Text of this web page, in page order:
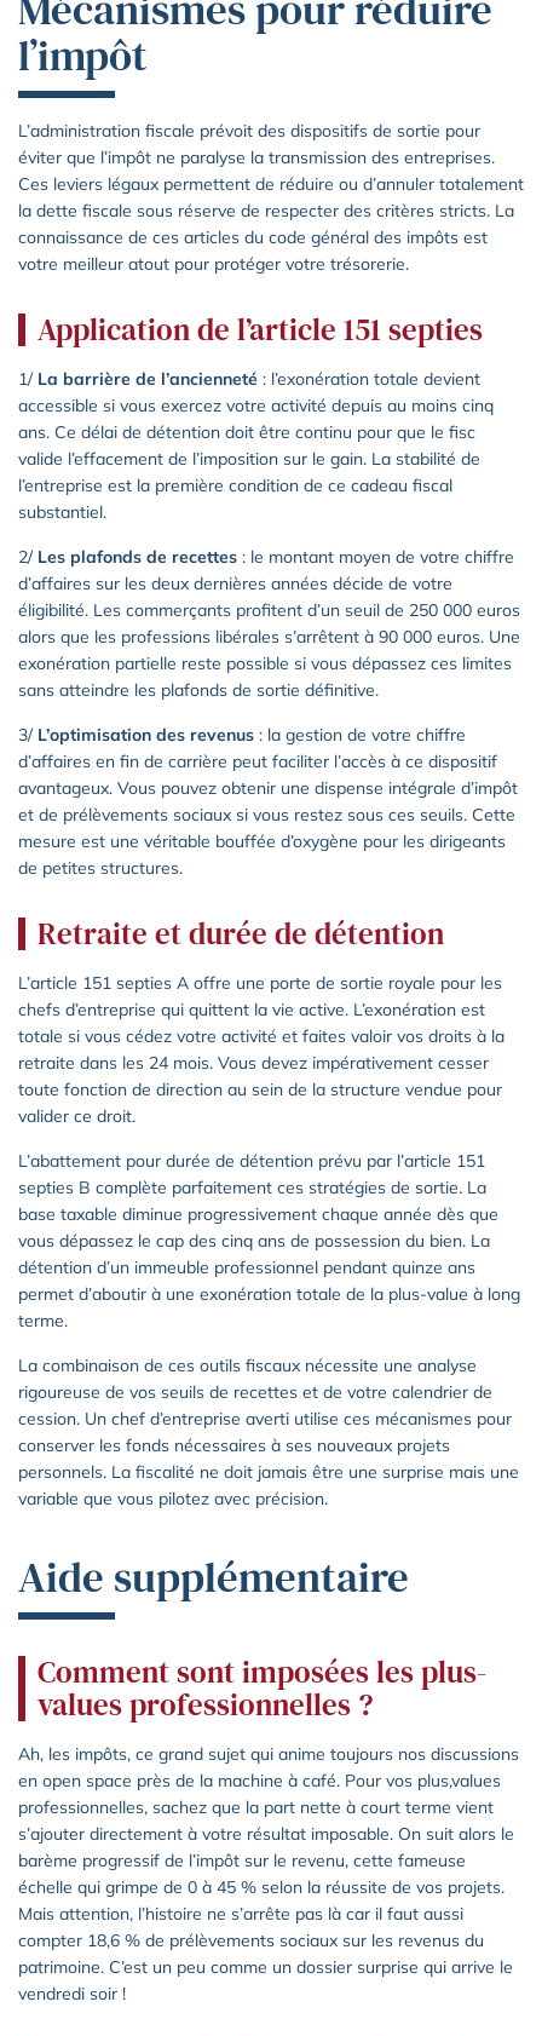
l’impôt
L’administration fiscale prévoit des dispositifs de sortie pour
éviter que l’impôt ne paralyse la transmission des entreprises.
Ces leviers légaux permettent de réduire ou d’annuler totalement
la dette fiscale sous réserve de respecter des critères stricts. La
connaissance de ces articles du code général des impôts est
votre meilleur atout pour protéger votre trésorerie.
Application de l’article 151 septies
1/ La barrière de l’ancienneté : l’exonération totale devient
accessible si vous exercez votre activité depuis au moins cinq
ans. Ce délai de détention doit être continu pour que le fisc
valide l’effacement de l’imposition sur le gain. La stabilité de
l’entreprise est la première condition de ce cadeau fiscal
substantiel.
2/ Les plafonds de recettes : le montant moyen de votre chiffre
d’affaires sur les deux dernières années décide de votre
éligibilité. Les commerçants profitent d’un seuil de 250 000 euros
alors que les professions libérales s’arrêtent à 90 000 euros. Une
exonération partielle reste possible si vous dépassez ces limites
sans atteindre les plafonds de sortie définitive.
3/ L’optimisation des revenus : la gestion de votre chiffre
d’affaires en fin de carrière peut faciliter l’accès à ce dispositif
avantageux. Vous pouvez obtenir une dispense intégrale d’impôt
et de prélèvements sociaux si vous restez sous ces seuils. Cette
mesure est une véritable bouffée d’oxygène pour les dirigeants
de petites structures.
Retraite et durée de détention
L’article 151 septies A offre une porte de sortie royale pour les
chefs d’entreprise qui quittent la vie active. L’exonération est
totale si vous cédez votre activité et faites valoir vos droits à la
retraite dans les 24 mois. Vous devez impérativement cesser
toute fonction de direction au sein de la structure vendue pour
valider ce droit.
L’abattement pour durée de détention prévu par l’article 151
septies B complète parfaitement ces stratégies de sortie. La
base taxable diminue progressivement chaque année dès que
vous dépassez le cap des cinq ans de possession du bien. La
détention d’un immeuble professionnel pendant quinze ans
permet d’aboutir à une exonération totale de la plus-value à long
terme.
La combinaison de ces outils fiscaux nécessite une analyse
rigoureuse de vos seuils de recettes et de votre calendrier de
cession. Un chef d’entreprise averti utilise ces mécanismes pour
conserver les fonds nécessaires à ses nouveaux projets
personnels. La fiscalité ne doit jamais être une surprise mais une
variable que vous pilotez avec précision.
Aide supplémentaire
Comment sont imposées les plus-
values professionnelles ?
Ah, les impôts, ce grand sujet qui anime toujours nos discussions
en open space près de la machine à café. Pour vos plus,values
professionnelles, sachez que la part nette à court terme vient
s’ajouter directement à votre résultat imposable. On suit alors le
barème progressif de l’impôt sur le revenu, cette fameuse
échelle qui grimpe de 0 à 45 % selon la réussite de vos projets.
Mais attention, l’histoire ne s’arrête pas là car il faut aussi
compter 18,6 % de prélèvements sociaux sur les revenus du
patrimoine. C’est un peu comme un dossier surprise qui arrive le
vendredi soir !